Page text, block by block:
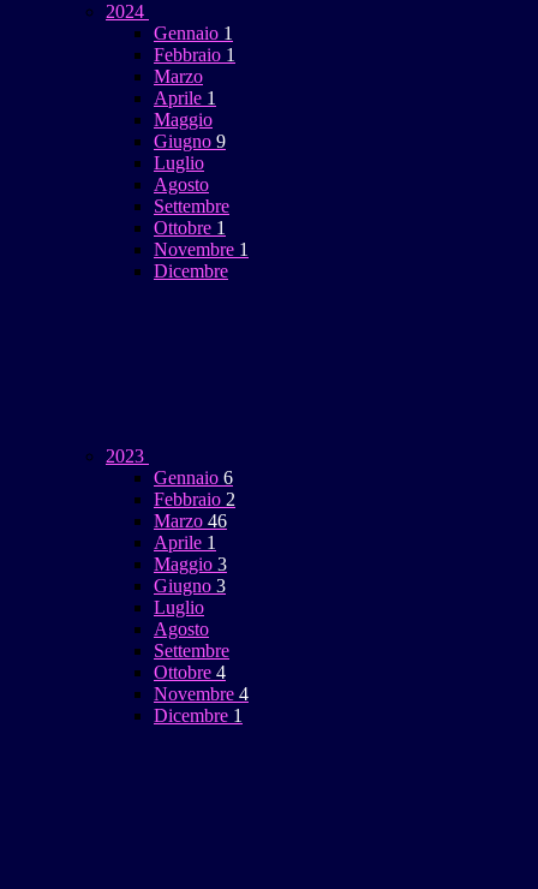
2024
Gennaio 1
Febbraio 1
Marzo
Aprile 1
Maggio
Giugno 9
Luglio
Agosto
Settembre
Ottobre 1
Novembre 1
Dicembre
2023
Gennaio 6
Febbraio 2
Marzo 46
Aprile 1
Maggio 3
Giugno 3
Luglio
Agosto
Settembre
Ottobre 4
Novembre 4
Dicembre 1